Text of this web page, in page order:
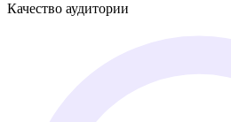
Качество аудитории